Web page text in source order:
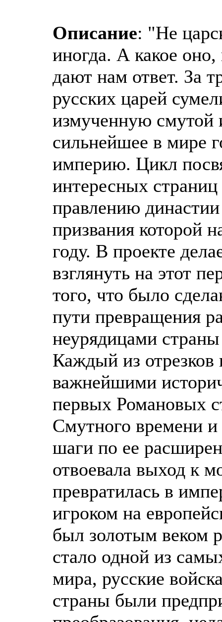
Описание: "Не
иногда. А какое
дают нам ответ. За
русских царей
измученную смутой
сильнейшее в мире
империю. Цикл
интересных
правлению
призвания которой
году. В проекте
взглянуть на этот
того, что было
пути превращения
неурядицами
Каждый из отрезков
важнейшими
первых Романовых
Смутного времени
шаги по ее
отвоевала выход к
превратилась в
игроком на
был золотым веком
стало одной из
мира, русские
страны были